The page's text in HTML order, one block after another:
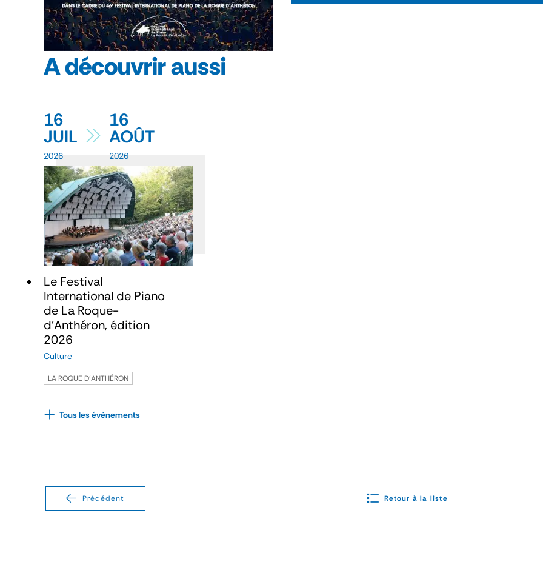
A découvrir aussi
Le Festival
International de Piano
de La Roque-
d’Anthéron, édition
2026
Culture
LA ROQUE D'ANTHÉRON
16
JUIL
2026
16
AOÛT
2026
Tous les évènements
Précédent Retour à la liste